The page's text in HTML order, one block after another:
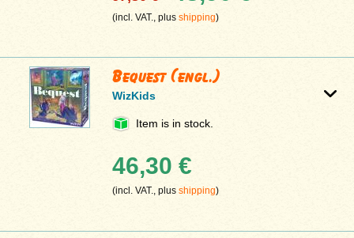
(incl. VAT., plusshipping)
Bequest (engl.)
WizKids
Item is in stock.
46,30 €
(incl. VAT., plusshipping)